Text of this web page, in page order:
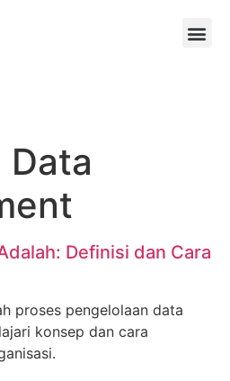
Data
Definisi dan Cara
proses pengelolaan data
konsep dan cara